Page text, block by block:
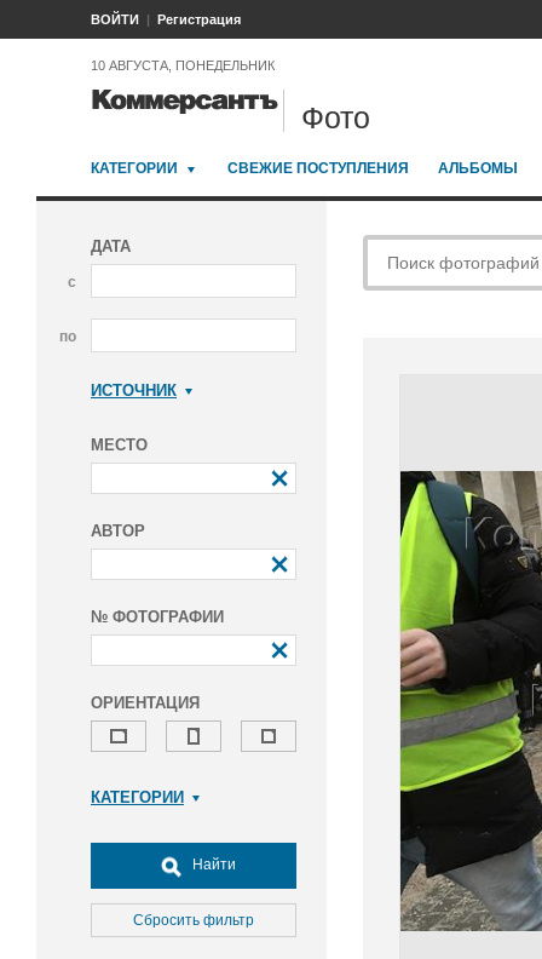
ВОЙТИ Регистрация
10 АВГУСТА, ПОНЕДЕЛЬНИК
Фото
КАТЕГОРИИ СВЕЖИЕ ПОСТУПЛЕНИЯ АЛЬБОМЫ
ДАТА
с
по
ИСТОЧНИК
МЕСТО
АВТОР
№ ФОТОГРАФИИ
ОРИЕНТАЦИЯ
КАТЕГОРИИ
Досуг, туризм и отдых
Культура
Медицина
Найти
Сбросить фильтр